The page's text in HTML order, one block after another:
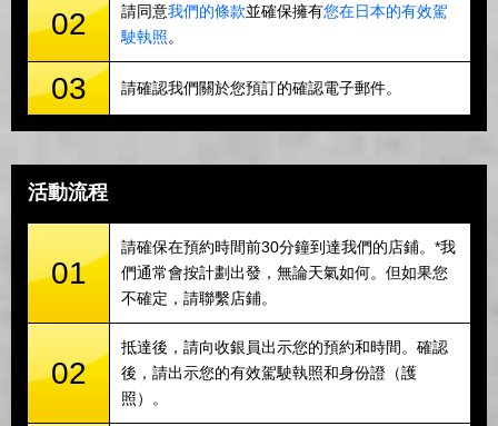
02 請同意我們的條款並確保擁有您在日本的有效駕
駛執照。
03 請確認我們關於您預訂的確認電子郵件。
活動流程
01
請確保在預約時間前30分鐘到達我們的店鋪。*我
們通常會按計劃出發，無論天氣如何。但如果您
不確定，請聯繫店鋪。
02
抵達後，請向收銀員出示您的預約和時間。確認
後，請出示您的有效駕駛執照和身份證（護
照）。